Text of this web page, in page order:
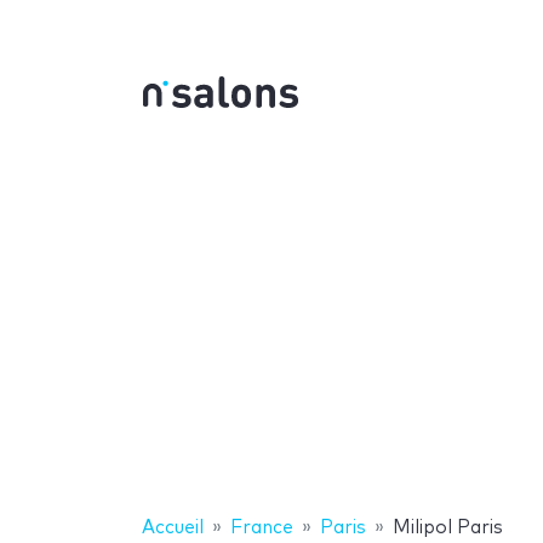
Accueil France Paris Milipol Paris